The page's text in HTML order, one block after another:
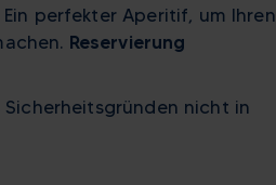
perfekter Aperitif, um Ihren
Reservierung
nicht in